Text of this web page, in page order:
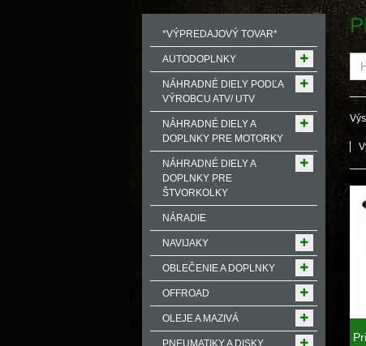
*VÝPREDAJOVÝ TOVAR*
AUTODOPLNKY
NÁHRADNÉ DIELY PODĽA
VÝROBCU ATV/ UTV
NÁHRADNÉ DIELY A
DOPLNKY PRE MOTORKY
NÁHRADNÉ DIELY A
DOPLNKY PRE
ŠTVORKOLKY
NÁRADIE
NAVIJAKY
OBLEČENIE A DOPLNKY
OFFROAD
OLEJE A MAZIVÁ
PNEUMATIKY A DISKY